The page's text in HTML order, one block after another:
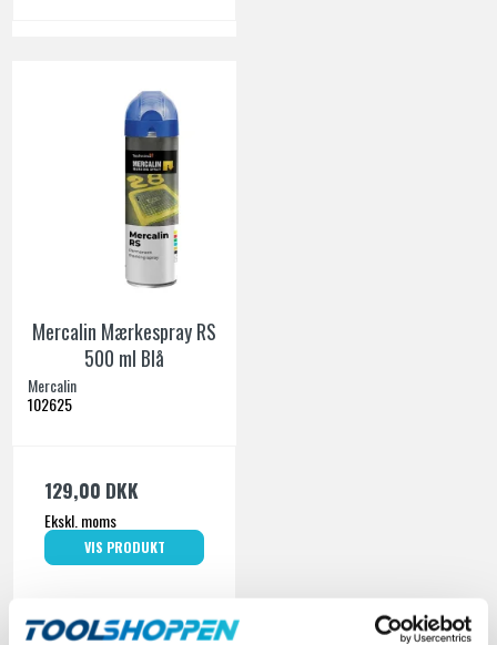
Mercalin Mærkespray RS
500 ml Blå
Mercalin
102625
129,00 DKK
Ekskl. moms
VIS PRODUKT